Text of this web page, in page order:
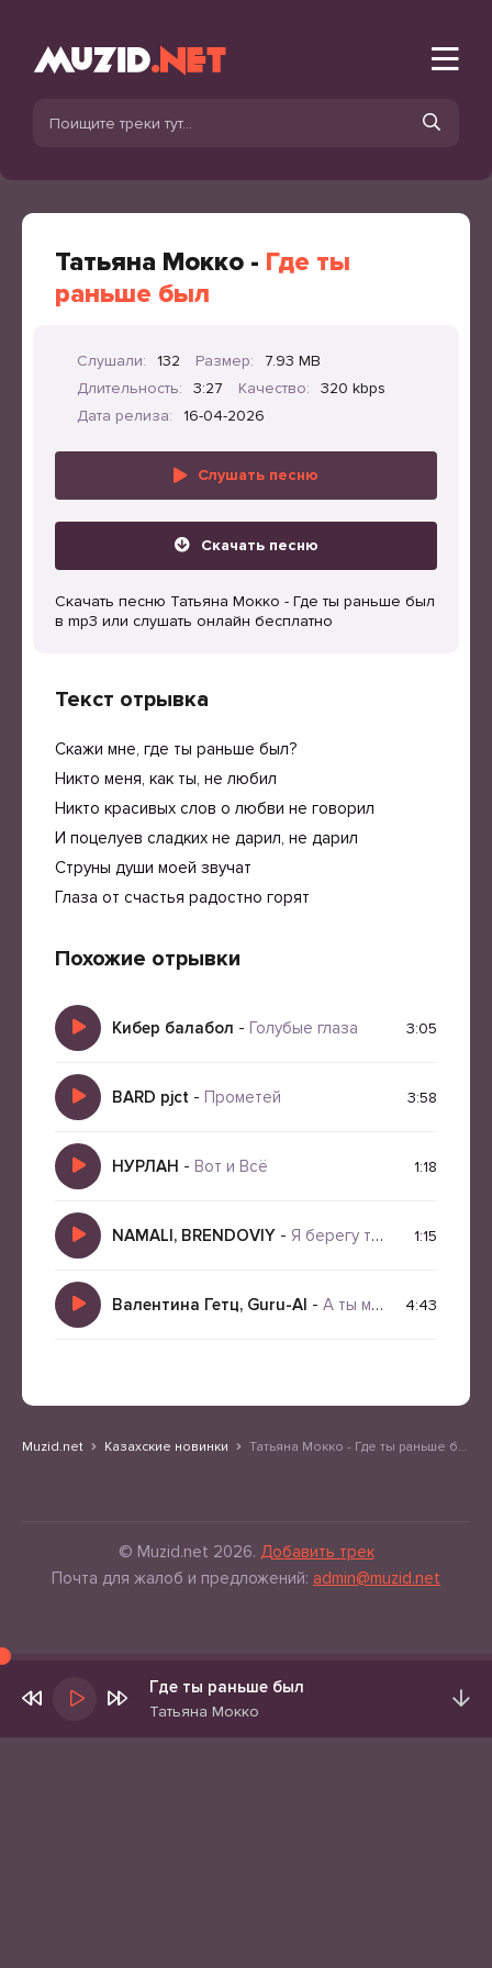
Татьяна Мокко - Где ты
раньше был
Слушали: 132 Размер:
7.93 MB
Длительность:
3:27 Качество:
320 kbps
Дата релиза:
16-04-2026
Слушать песню
Скачать песню
Скачать песню Татьяна Мокко - Где ты раньше был
в mp3 или слушать онлайн бесплатно
Текст отрывка
Скажи мне, где ты раньше был?
Никто меня, как ты, не любил
Никто красивых слов о любви не говорил
И поцелуев сладких не дарил, не дарил
Струны души моей звучат
Глаза от счастья радостно горят
Похожие отрывки
Кибер балабол - Голубые глаза 3:05
BARD pjct - Прометей 3:58
НУРЛАН - Вот и Всё 1:18
NAMALI, BRENDOVIY - Я берегу тебя 2.0 1:15
Валентина Гетц, Guru-AI - А ты меня просто люби 4:43
Muzid.net Казахские новинки Татьяна Мокко - Где ты раньше был
© Muzid.net 2026. Добавить трек
Почта для жалоб и предложений: admin@muzid.net
Где ты раньше был
Татьяна Мокко